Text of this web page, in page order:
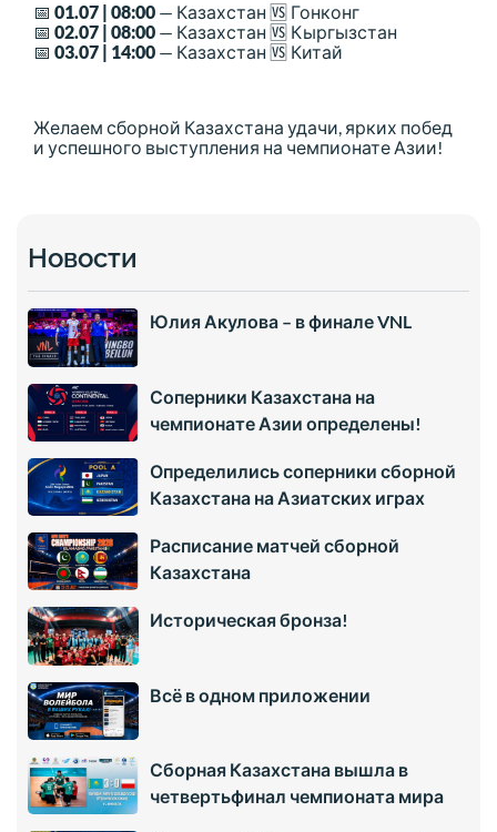
📅 01.07 | 08:00 — Казахстан 🆚 Гонконг
📅 02.07 | 08:00 — Казахстан 🆚 Кыргызстан
📅 03.07 | 14:00 — Казахстан 🆚 Китай
Желаем сборной Казахстана удачи, ярких побед
и успешного выступления на чемпионате Азии!
Новости
Юлия Акулова – в финале VNL
Соперники Казахстана на
чемпионате Азии определены!
Определились соперники сборной
Казахстана на Азиатских играх
Расписание матчей сборной
Казахстана
Историческая бронза!
Всё в одном приложении
Сборная Казахстана вышла в
четвертьфинал чемпионата мира